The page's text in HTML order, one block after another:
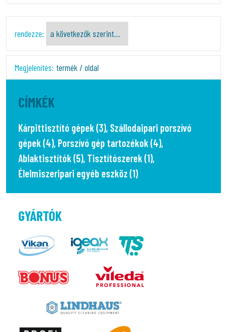
rendezze:
Megjelenítés: termék / oldal
CÍMKÉK
Kárpittisztító gépek (3), Szállodaipari porszívó
gépek (4), Porszívó gép tartozékok (4),
Ablaktisztítók (5), Tisztítószerek (1),
Élelmiszeripari egyéb eszköz (1)
GYÁRTÓK